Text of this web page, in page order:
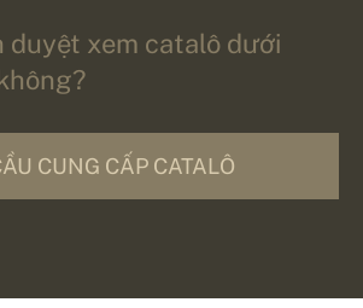
duyệt xem catalô dưới
CUNG CẤP CATALÔ